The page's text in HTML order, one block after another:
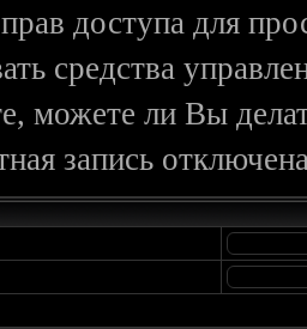
доступа для
средства
можете ли Вы
запись